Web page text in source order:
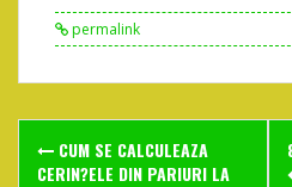
permalink
PostCUM SE CALCULEAZA
CERIN?ELE DIN PARIURI LA